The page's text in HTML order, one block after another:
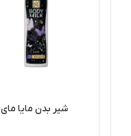
شیر بدن مایا مای